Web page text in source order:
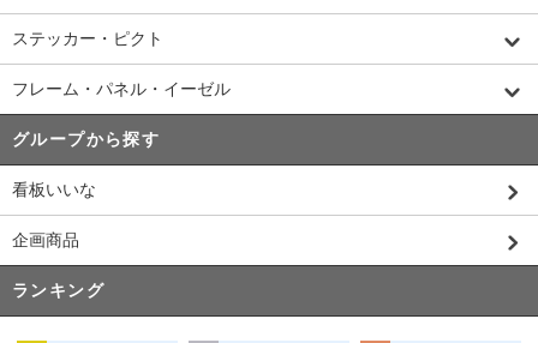
ステッカー・ピクト
フレーム・パネル・イーゼル
グループから探す
看板いいな
企画商品
ランキング